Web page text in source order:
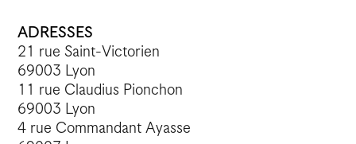
ADRESSES
21 rue Saint-Victorien
69003 Lyon
11 rue Claudius Pionchon
69003 Lyon
4 rue Commandant Ayasse